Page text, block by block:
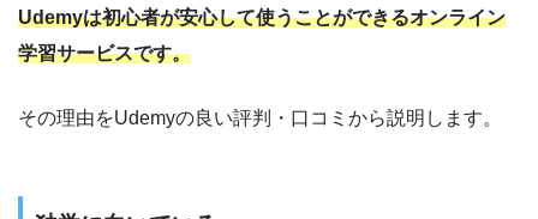
Udemyは初心者が安心して使うことができるオンライン
学習サービスです。
その理由をUdemyの良い評判・口コミから説明します。